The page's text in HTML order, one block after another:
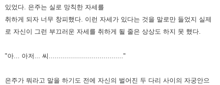
있었다. 은주는 실로 망칙한 자세를
취하게 되자 너무 창피했다. 이런 자세가 있다는 것을 말로만 들었지 실제
로 자신이 그런 부끄러운 자세를 취하게 될 줄은 상상도 하지 못 했다.
"아... 아저... 씨......................................"
은주가 뭐라고 말을 하기도 전에 자신의 벌어진 두 다리 사이의 자궁안으